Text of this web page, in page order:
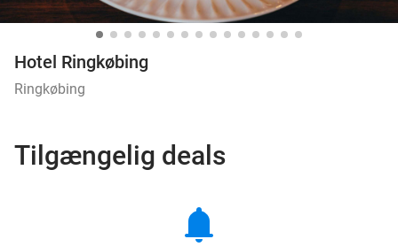
Hotel Ringkøbing
Ringkøbing
Tilgængelig deals
notifications